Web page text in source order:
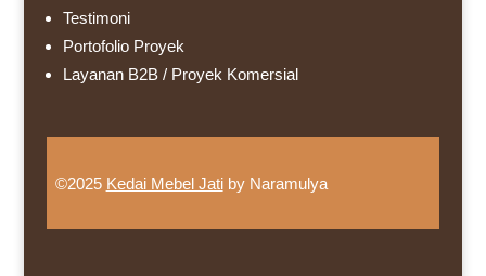
Testimoni
Portofolio Proyek
Layanan B2B / Proyek Komersial
©2025 Kedai Mebel Jatiby Naramulya